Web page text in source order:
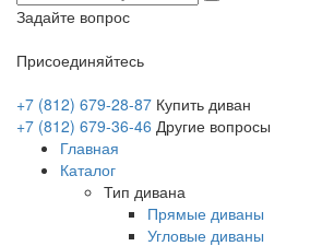
Задайте вопрос
Присоединяйтесь
+7 (812) 679-28-87 Купить диван
+7 (812) 679-36-46 Другие вопросы
Главная
Каталог
Тип дивана
Прямые диваны
Угловые диваны